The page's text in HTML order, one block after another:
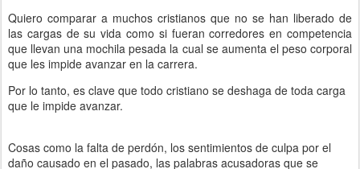
Quiero comparar a muchos cristianos que no se han liberado de
las cargas de su vida como si fueran corredores en competencia
que llevan una mochila pesada la cual se aumenta el peso corporal
que les impide avanzar en la carrera.
Por lo tanto, es clave que todo cristiano se deshaga de toda carga
que le impide avanzar.
Cosas como la falta de perdón, los sentimientos de culpa por el
daño causado en el pasado, las palabras acusadoras que se